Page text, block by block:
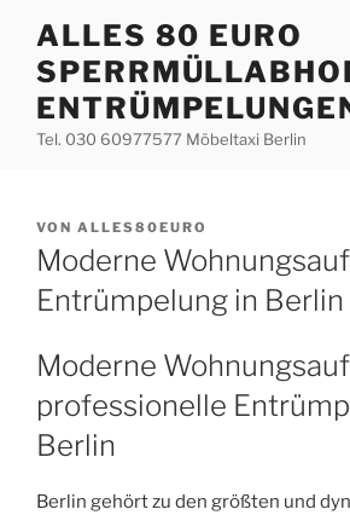
Inhalt
springen
ALLES 80 EURO
Tel. 030 60977577 Möbeltaxi Berlin
VERÖFFENTLICHT
AM
VON ALLES80EURO
Moderne
Entrümpelung in Berlin
Moderne
professionelle
Berlin
Berlin gehört zu den größten und